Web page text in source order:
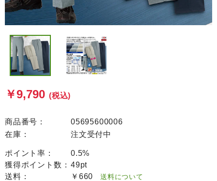
￥9,790 (税込)
商品番号：
05695600006
在庫：
注文受付中
ポイント率：
0.5%
獲得ポイント数： 49pt
送料：
￥660 送料について